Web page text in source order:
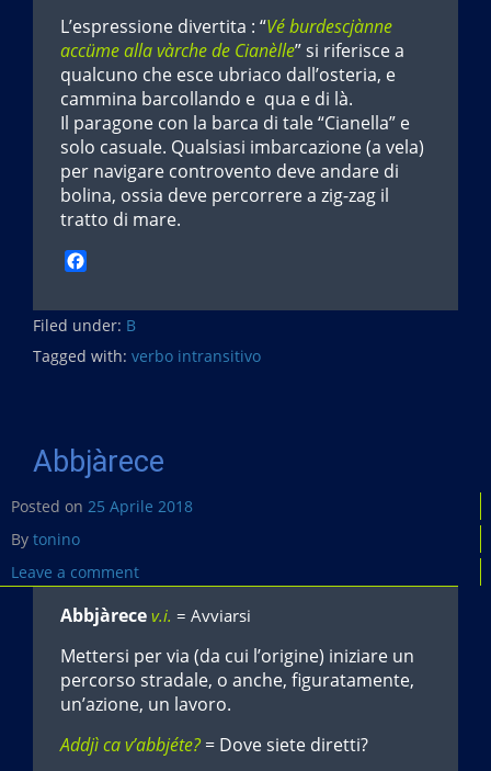
L’espressione divertita : “Vé burdescjànne
accüme alla vàrche de Cianèlle” si riferisce a
qualcuno che esce ubriaco dall’osteria, e
cammina barcollando e qua e di là.
Il paragone con la barca di tale “Cianella” e
solo casuale. Qualsiasi imbarcazione (a vela)
per navigare controvento deve andare di
bolina, ossia deve percorrere a zig-zag il
tratto di mare.
c
e
b
Filed under: B
Tagged with: verbo intransitivo
Abbjàrece
Posted on 25 Aprile 2018
By tonino
Leave a comment
Abbjàrece v.i. = Avviarsi
Mettersi per via (da cui l’origine) iniziare un
percorso stradale, o anche, figuratamente,
un’azione, un lavoro.
Addjì ca v’abbjéte?= Dove siete diretti?